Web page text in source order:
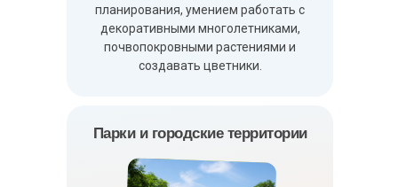
Парки и городские территории
планирования, умением работать с
декоративными многолетниками,
почвопокровными растениями и
создавать цветники.